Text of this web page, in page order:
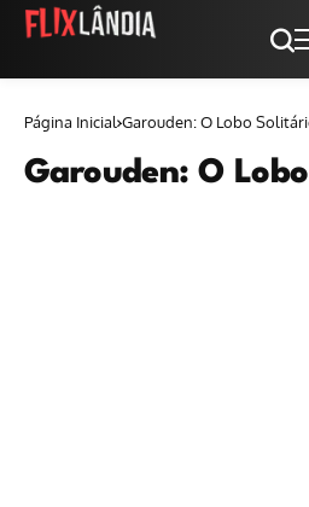
Página Inicial Garouden: O Lobo
Garouden: O